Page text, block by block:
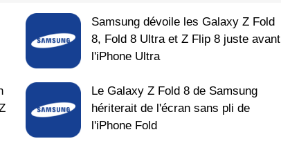
Samsung dévoile les Galaxy Z Fold
8, Fold 8 Ultra et Z Flip 8 juste avant
l'iPhone Ultra
Le Galaxy Z Fold 8 de Samsung
hériterait de l'écran sans pli de
l'iPhone Fold